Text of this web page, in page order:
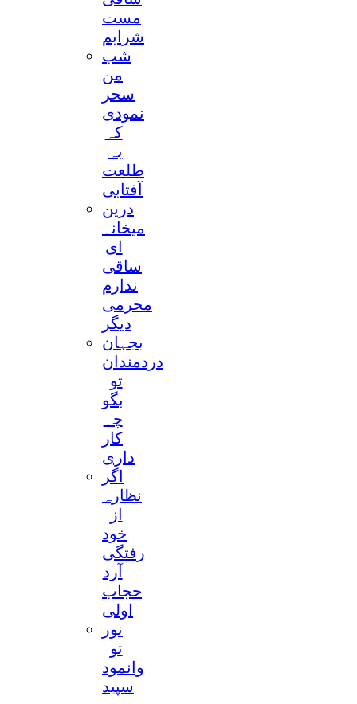
مست
شرابم
شب
من
سحر
نمودی
کہ
بہ
طلعت
آفتابی
درین
میخانہ
ای
ساقی
ندارم
محرمی
دیگر
بجہان
دردمندان
تو
بگو
چہ
کار
داری
اگر
نظارہ
از
خود
رفتگی
آرد
حجاب
اولی
نور
تو
وانمود
سپید